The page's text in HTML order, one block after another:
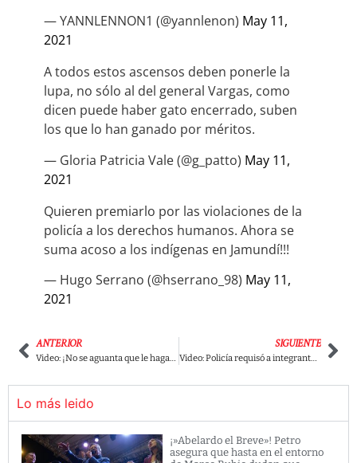
— YANNLENNON1 (@yannlenon) May 11,
2021
A todos estos ascensos deben ponerle la
lupa, no sólo al del general Vargas, como
dicen puede haber gato encerrado, suben
los que lo han ganado por méritos.
— Gloria Patricia Vale (@g_patto) May 11,
2021
Quieren premiarlo por las violaciones de la
policía a los derechos humanos. Ahora se
suma acoso a los indígenas en Jamundí!!!
— Hugo Serrano (@hserrano_98) May 11,
2021
ANTERIOR
Video: ¡No se aguanta que le hagan preguntas incómodas! Uribe se emberracó con periodista de CNN
SIGUIENTE
Video: Policía requisó a integrante de la Primera Línea y lo que encontró sorprendió a muchos.
Lo más leido
¡»Abelardo el Breve»! Petro
asegura que hasta en el entorno